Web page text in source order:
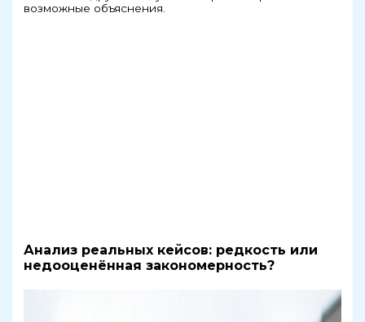
возможные объяснения.
Анализ реальных кейсов: редкость или
недооценённая закономерность?